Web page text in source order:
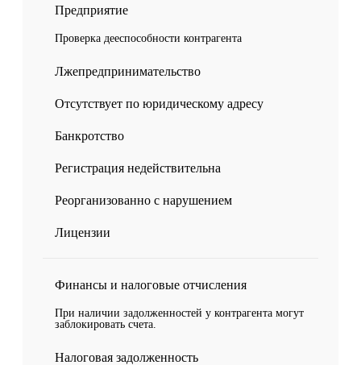
Предприятие
Проверка дееспособности контрагента
Лжепредпринимательство
Отсутствует по юридическому адресу
Банкротство
Регистрация недействительна
Реорганизованно с нарушением
Лицензии
Финансы и налоговые отчисления
При наличии задолженностей у контрагента могут
заблокировать счета.
Налоговая задолженность